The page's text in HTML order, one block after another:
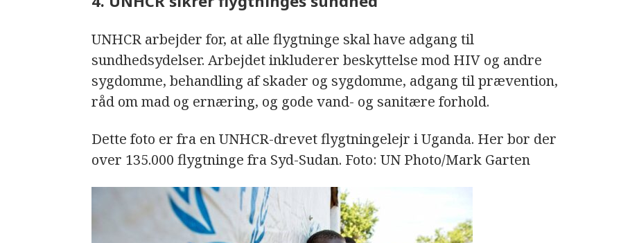
UNHCR arbejder for, at alle flygtninge skal have adgang til
sundhedsydelser. Arbejdet inkluderer beskyttelse mod HIV og andre
sygdomme, behandling af skader og sygdomme, adgang til prævention,
råd om mad og ernæring, og gode vand- og sanitære forhold.
Dette foto er fra en UNHCR-drevet flygtningelejr i Uganda. Her bor der
over 135.000 flygtninge fra Syd-Sudan. Foto: UN Photo/Mark Garten